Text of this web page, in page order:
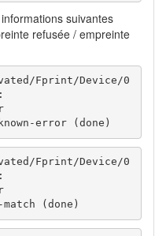
suivantes
refusée / empreinte
Fprint/Device/0
error (done)
Fprint/Device/0
(done)